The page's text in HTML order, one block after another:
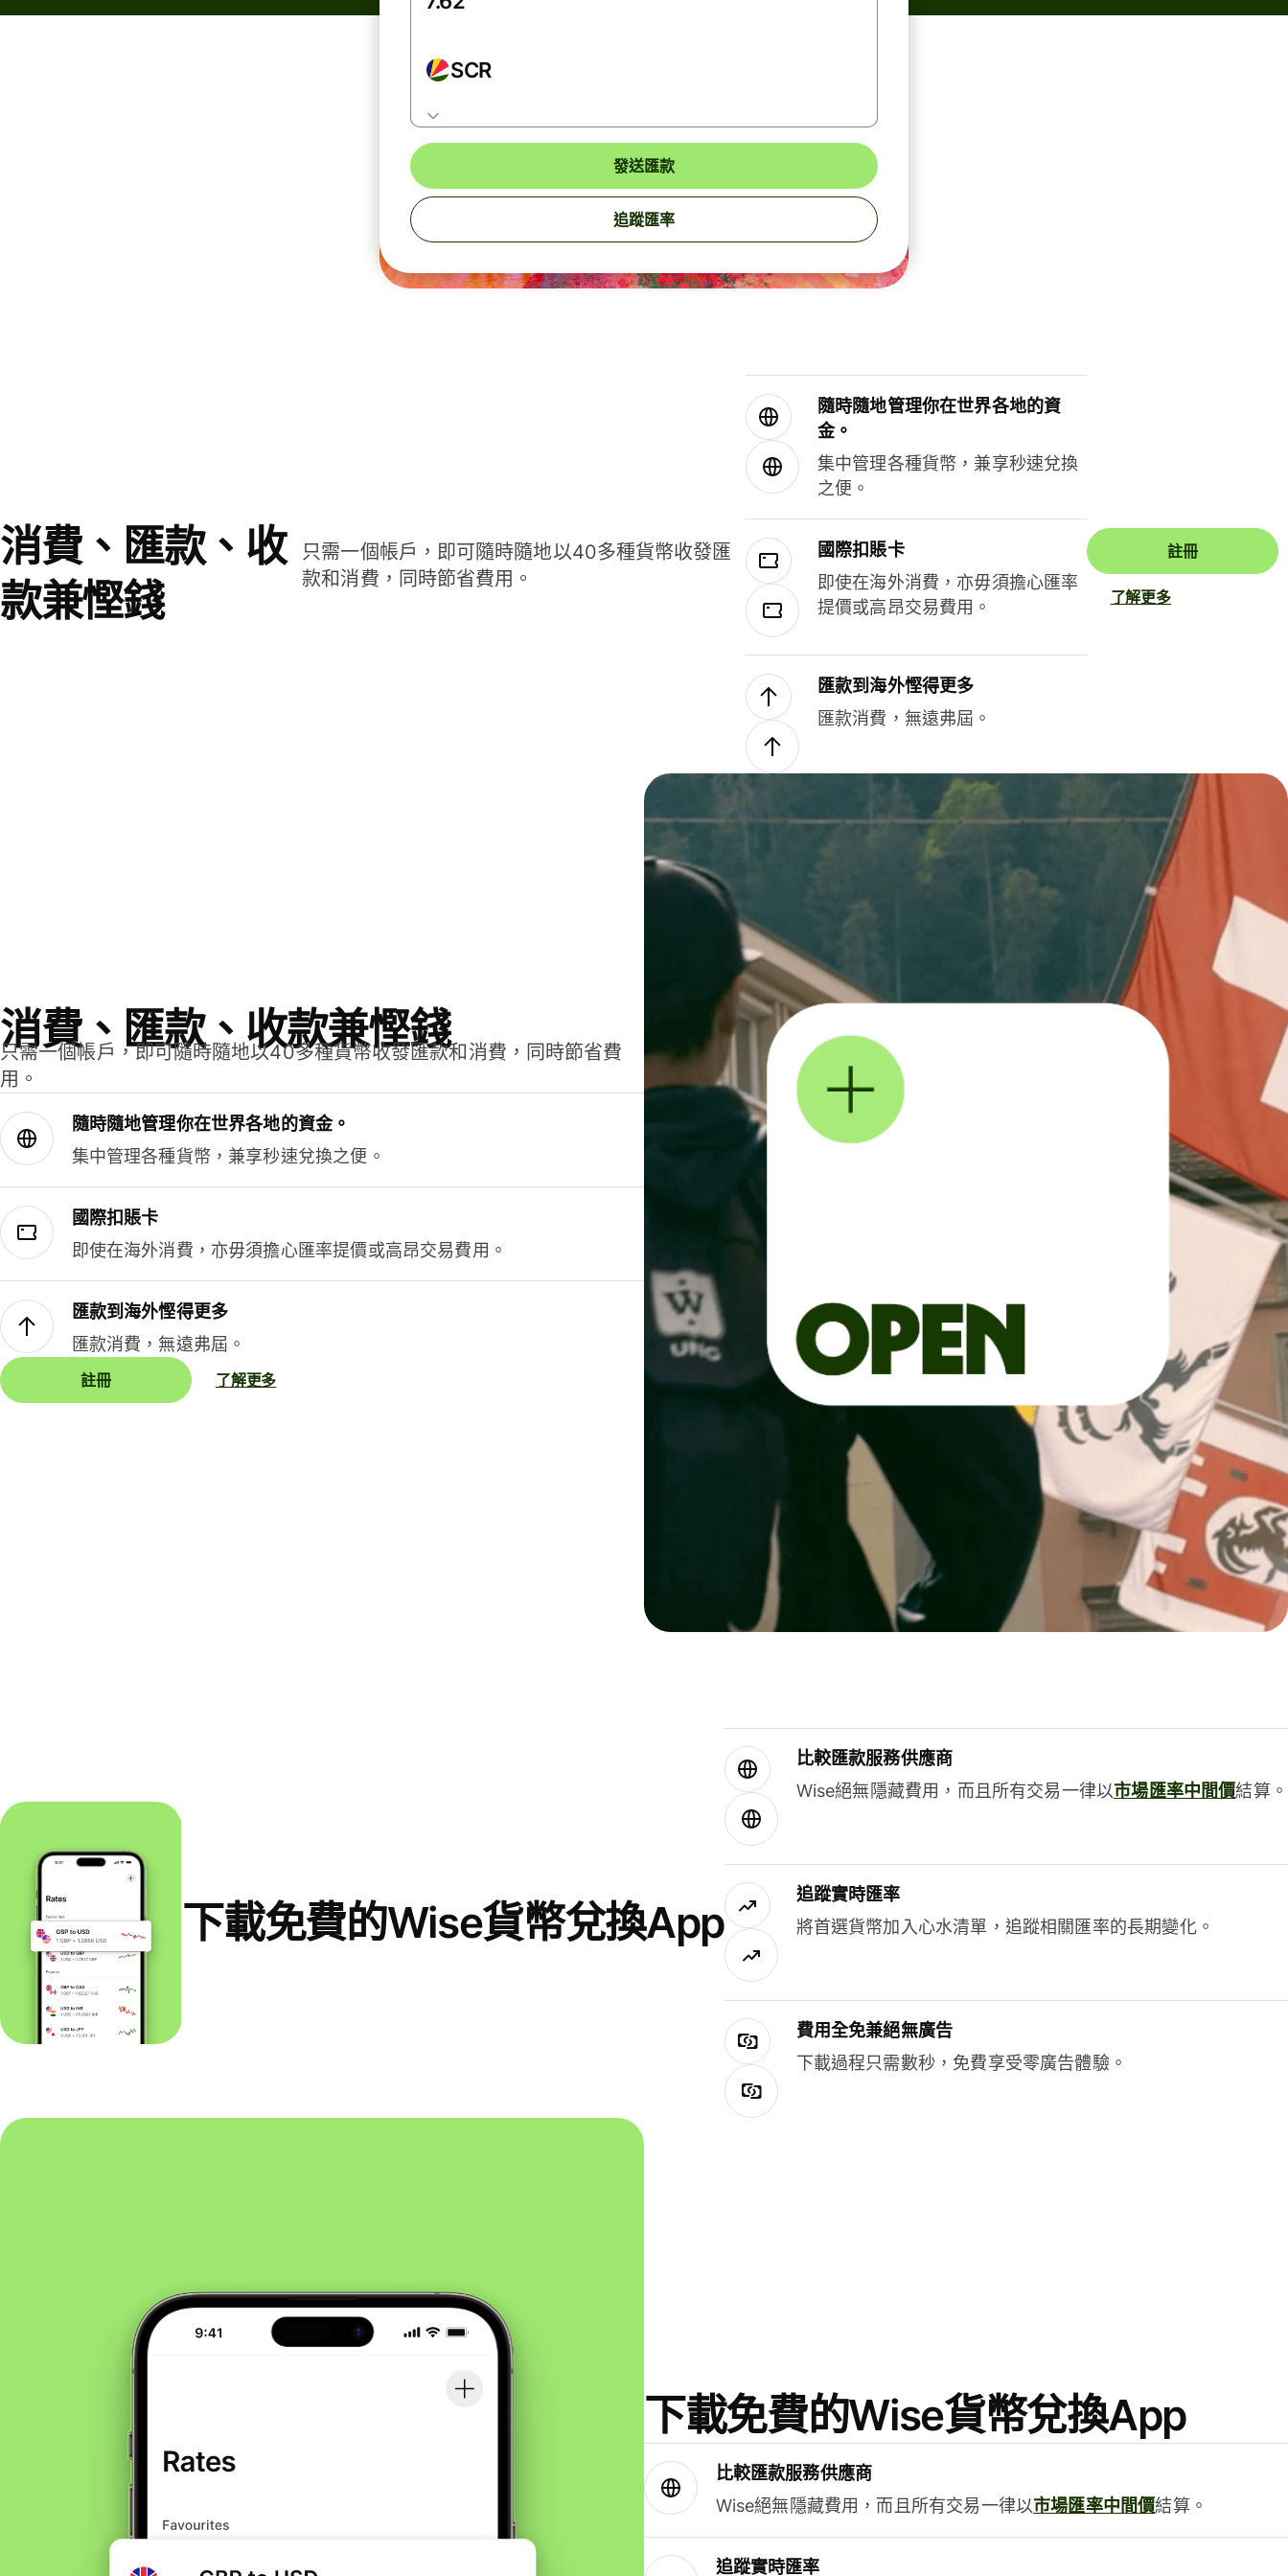
SCR
發送匯款
追蹤匯率
消費、匯款、收
款兼慳錢
只需一個帳戶，即可隨時隨地以40多種貨幣收發匯
款和消費，同時節省費用。
隨時隨地管理你在世界各地的資
金。
集中管理各種貨幣，兼享秒速兌換
之便。
國際扣賬卡
即使在海外消費，亦毋須擔心匯率
提價或高昂交易費用。
匯款到海外慳得更多
匯款消費，無遠弗屆。
註冊
了解更多
消費、匯款、收款兼慳錢
只需一個帳戶，即可隨時隨地以40多種貨幣收發匯款和消費，同時節省費
用。
隨時隨地管理你在世界各地的資金。
集中管理各種貨幣，兼享秒速兌換之便。
國際扣賬卡
即使在海外消費，亦毋須擔心匯率提價或高昂交易費用。
匯款到海外慳得更多
匯款消費，無遠弗屆。
註冊 了解更多
下載免費的Wise貨幣兌換App
比較匯款服務供應商
Wise絕無隱藏費用，而且所有交易一律以市場匯率中間價結算。
追蹤實時匯率
將首選貨幣加入心水清單，追蹤相關匯率的長期變化。
費用全免兼絕無廣告
下載過程只需數秒，免費享受零廣告體驗。
下載免費的Wise貨幣兌換App
比較匯款服務供應商
Wise絕無隱藏費用，而且所有交易一律以市場匯率中間價結算。
追蹤實時匯率